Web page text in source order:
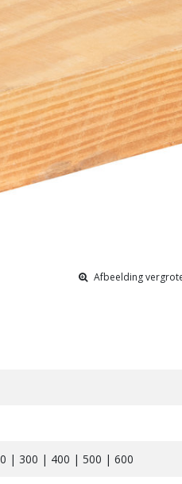
Afbeelding
| 300 | 400 | 500 | 600